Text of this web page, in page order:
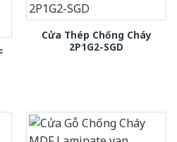
Cửa Thép Chống Cháy
2P1G2-SGD